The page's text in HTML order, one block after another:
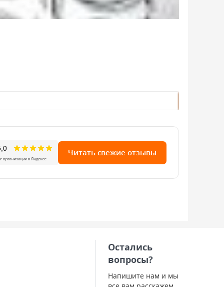
Читать свежие отзывы
Остались
вопросы?
Напишите нам и мы